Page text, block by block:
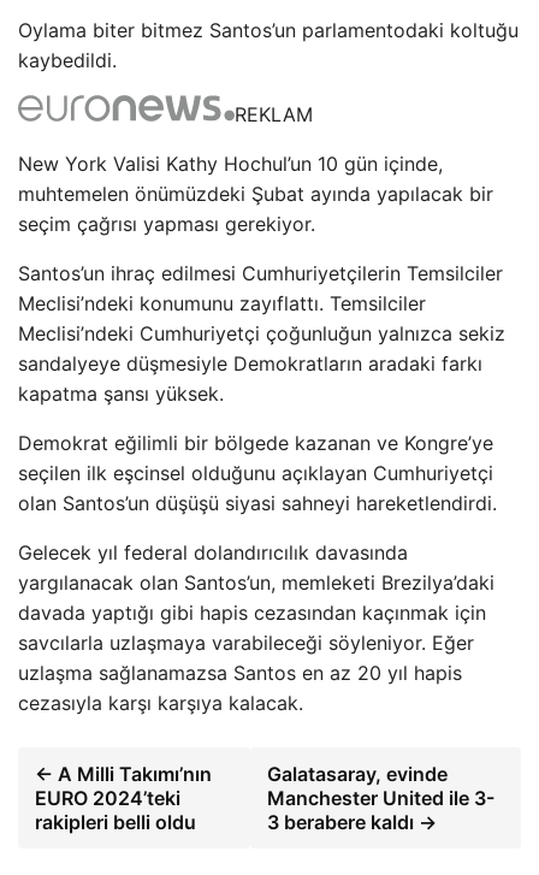
Oylama biter bitmez Santos’un parlamentodaki koltuğu
kaybedildi.
REKLAM
New York Valisi Kathy Hochul’un 10 gün içinde,
muhtemelen önümüzdeki Şubat ayında yapılacak bir
seçim çağrısı yapması gerekiyor.
Santos’un ihraç edilmesi Cumhuriyetçilerin Temsilciler
Meclisi’ndeki konumunu zayıflattı. Temsilciler
Meclisi’ndeki Cumhuriyetçi çoğunluğun yalnızca sekiz
sandalyeye düşmesiyle Demokratların aradaki farkı
kapatma şansı yüksek.
Demokrat eğilimli bir bölgede kazanan ve Kongre’ye
seçilen ilk eşcinsel olduğunu açıklayan Cumhuriyetçi
olan Santos’un düşüşü siyasi sahneyi hareketlendirdi.
Gelecek yıl federal dolandırıcılık davasında
yargılanacak olan Santos’un, memleketi Brezilya’daki
davada yaptığı gibi hapis cezasından kaçınmak için
savcılarla uzlaşmaya varabileceği söyleniyor. Eğer
uzlaşma sağlanamazsa Santos en az 20 yıl hapis
cezasıyla karşı karşıya kalacak.
← A Milli Takımı’nın
EURO 2024’teki
rakipleri belli oldu
Galatasaray, evinde
Manchester United ile 3-
3 berabere kaldı →